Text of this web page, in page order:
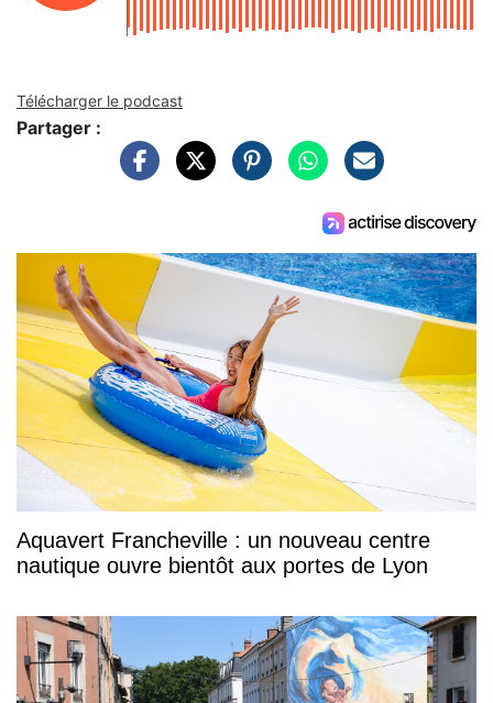
Télécharger le podcast
Partager :
Aquavert Francheville : un nouveau centre
nautique ouvre bientôt aux portes de Lyon